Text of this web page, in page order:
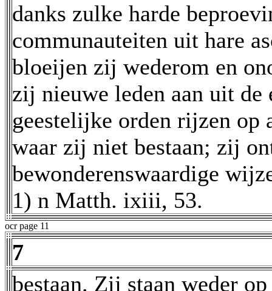
danks zulke harde
communauteiten uit hare
bloeijen zij wederom en
zij nieuwe leden aan uit de
geestelijke orden rijzen op
waar zij niet bestaan; zij
bewonderenswaardige
1) n Matth. ixiii, 53.
ocr page 11
7
bestaan. Zij staan weder